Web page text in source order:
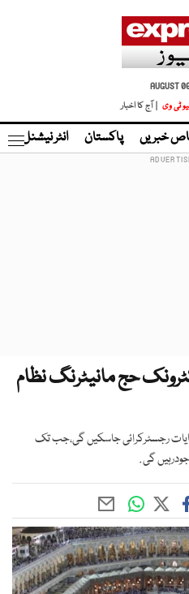
AUGUST
ٹی وی | آج کا اخبار
خبریں پاکستان انٹر نیشنل
حج مانیٹرنگ نظام
رجسٹرکرائی جاسکیں گی،جب تک
گی .